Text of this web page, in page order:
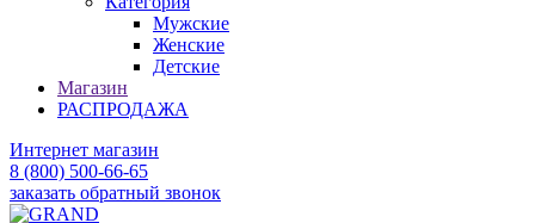
Мужские
Женские
Детские
Магазин
РАСПРОДАЖА
Интернет магазин
8 (800) 500-66-65
заказать обратный звонок